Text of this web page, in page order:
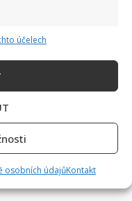
účelech
osobních údajůKontakt